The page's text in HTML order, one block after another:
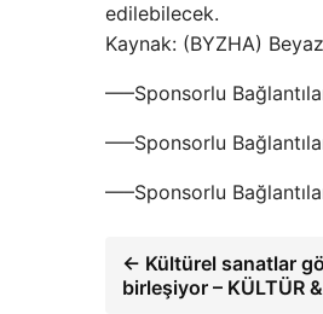
edilebilecek.
Kaynak: (BYZHA)
—–Sponsorlu
—–Sponsorlu
—–Sponsorlu
← Kültürel sanatlar
birleşiyor – KÜLTÜR